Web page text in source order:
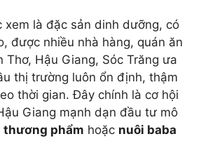
là đặc sản dinh dưỡng, có
được nhiều nhà hàng, quán ăn
Thơ, Hậu Giang, Sóc Trăng ưa
thị trường luôn ổn định, thậm
thời gian. Đây chính là cơ hội
Giang mạnh dạn đầu tư mô
thương phẩm hoặc nuôi baba